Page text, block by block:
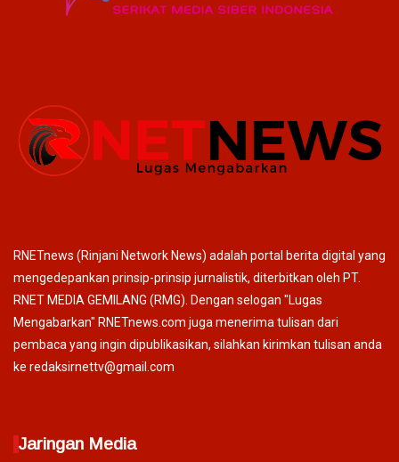
RNETnews (Rinjani Network News) adalah portal berita digital yang
mengedepankan prinsip-prinsip jurnalistik, diterbitkan oleh PT.
RNET MEDIA GEMILANG (RMG). Dengan selogan "Lugas
Mengabarkan" RNETnews.com juga menerima tulisan dari
pembaca yang ingin dipublikasikan, silahkan kirimkan tulisan anda
ke redaksirnettv@gmail.com
Jaringan Media